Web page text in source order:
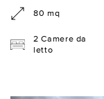
80 mq
2 Camere da
letto